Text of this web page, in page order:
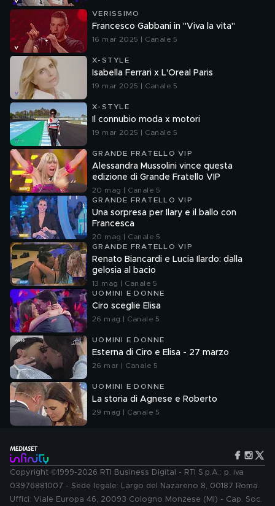
VERISSIMO
Francesco Gabbani in "Viva la vita"
16 mar 2025 | Canale 5
X-STYLE
Isabella Ferrari x L'Oreal Paris
19 mar 2025 | Canale 5
X-STYLE
Il connubio moda x motori
19 mar 2025 | Canale 5
GRANDE FRATELLO VIP
Alessandra Mussolini vince questa
edizione di Grande Fratello VIP
20 mag | Canale 5
GRANDE FRATELLO VIP
Una sorpresa per Ilary e il ballo con
Francesca
20 mag | Canale 5
GRANDE FRATELLO VIP
Renato Biancardi e Lucia Ilardo: dalla
gelosia al bacio
13 mag | Canale 5
UOMINI E DONNE
Ciro sceglie Elisa
26 mag | Canale 5
UOMINI E DONNE
Esterna di Ciro e Elisa - 27 marzo
26 mar | Canale 5
UOMINI E DONNE
La storia di Agnese e Roberto
29 mag | Canale 5
Copyright ©1999-2026 RTI Business Digital - RTI S.p.A.: p. iva
03976881007 - Sede legale: Largo del Nazareno 8, 00187 Roma.
Uffici: Viale Europa 46, 20093 Cologno Monzese (MI) - Cap. Soc.